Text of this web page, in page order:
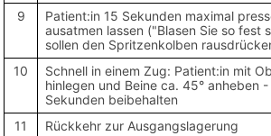
9
Patient:in 15 Sekunden maximal
ausatmen lassen ("Blasen Sie so fest
sollen den Spritzenkolben
10
Schnell in einem Zug: Patient:in mit
hinlegen und Beine ca. 45° anheben -
Sekunden beibehalten
11
Rückkehr zur Ausgangslagerung